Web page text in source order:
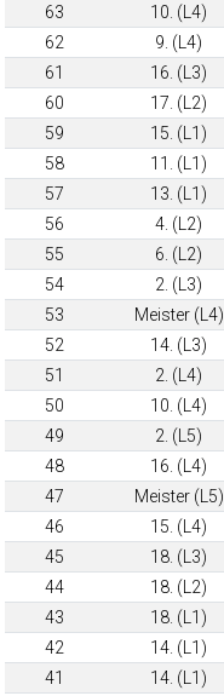
63
10. (L4)
62
9. (L4)
61
16. (L3)
60
17. (L2)
59
15. (L1)
58
11. (L1)
57
13. (L1)
56
4. (L2)
55
6. (L2)
54
2. (L3)
53
Meister (L4)
52
14. (L3)
51
2. (L4)
50
10. (L4)
49
2. (L5)
48
16. (L4)
47
Meister (L5)
46
15. (L4)
45
18. (L3)
44
18. (L2)
43
18. (L1)
42
14. (L1)
41
14. (L1)